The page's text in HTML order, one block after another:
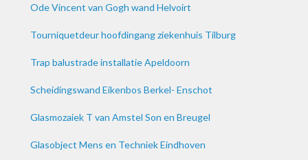
Ode Vincent van Gogh wand Helvoirt
Tourniquetdeur hoofdingang ziekenhuis Tilburg
Trap balustrade installatie Apeldoorn
Scheidingswand Eikenbos Berkel- Enschot
Glasmozaiek T van Amstel Son en Breugel
Glasobject Mens en Techniek Eindhoven